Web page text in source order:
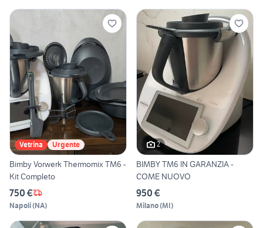
Vetrina Urgente
Bimby Vorwerk Thermomix TM6 -
Kit Completo
750 €
Napoli(NA)
2
BIMBY TM6 IN GARANZIA -
COME NUOVO
950 €
Milano(MI)